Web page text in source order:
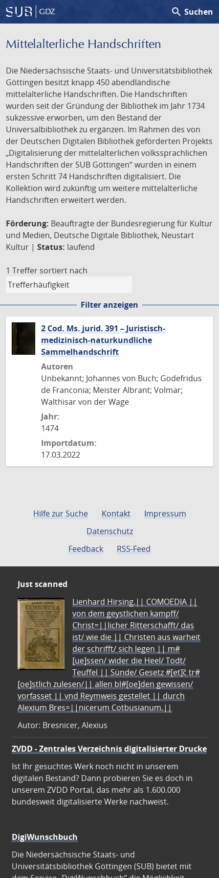
GDZ search Suchen
Mittelalterliche Handschriften
Die Niedersächsische Staats- und Universitätsbibliothek
Göttingen besitzt knapp 450 abendländische
mittelalterliche Handschriften. Die Handschriften
wurden seit der Gründung der Bibliothek im Jahr 1734
sukzessive erworben, um den Bestand der
Universalbibliothek zu ergänzen. Im Rahmen des von
der Deutschen Digitalen Bibliothek geförderten Projekts
„Digitalisierung der mittelalterlichen volkssprachlichen
Handschriften der SUB Göttingen“ wurden in einem
ersten Schritt 74 Handschriften digitalisiert. Die
Kollektion wird zukünftig um weitere mittelalterliche
Handschriften erweitert werden.
Förderung: Beauftragte der Bundesregierung für Kultur
und Medien, Deutsche Digitale Bibliothek, Neustart
Kultur | Status: laufend
1 Treffer sortiert nach
Filter anzeigen
2 Cod. Ms. jurid. 391 – Juristisch-
medizinisch-naturkundliche
Sammelhandschrift
Autoren
Unbekannt; Johannes von Buch; Godefridus
de Franconia; Meister Albrant; Volmar;
Walthisar von der Wage
Jahr:
1474
Importdatum:
17.03.2022
Hilfe zur Suche Kontakt
Impressum
Datenschutz
Feedback
RSS-Feed
Just scanned
Lienhard Hirsing.|| COMOEDIA ||
von dem geystlichen kampff/
Christ=||licher Ritterschafft/ das
ist/ wie die || Christen aus warheit
der schrifft/ sich legen || m#
[ue]ssen/ wider die Heel/ Todt/
Teuffel || Sünde/ Gesetz #[et]c̃ tr#
[oe]stlich zulesen/|| allen bl#[oe]den gewissen/
vorfasset || vnd Reymweis gestellet || durch
Alexium Bres=||nicerum Cotbusianum.||
Autor: Bresnicer, Alexius
ZVDD - Zentrales Verzeichnis digitalisierter Drucke
Ist Ihr gesuchtes Werk noch nicht in unserem
digitalen Bestand? Dann probieren Sie es doch in
unserem ZVDD Portal, das mehr als 1.600.000
bundesweit digitalisierte Werke nachweist.
DigiWunschbuch
Die Niedersächsische Staats- und
Universitätsbibliothek Göttingen (SUB) bietet mit